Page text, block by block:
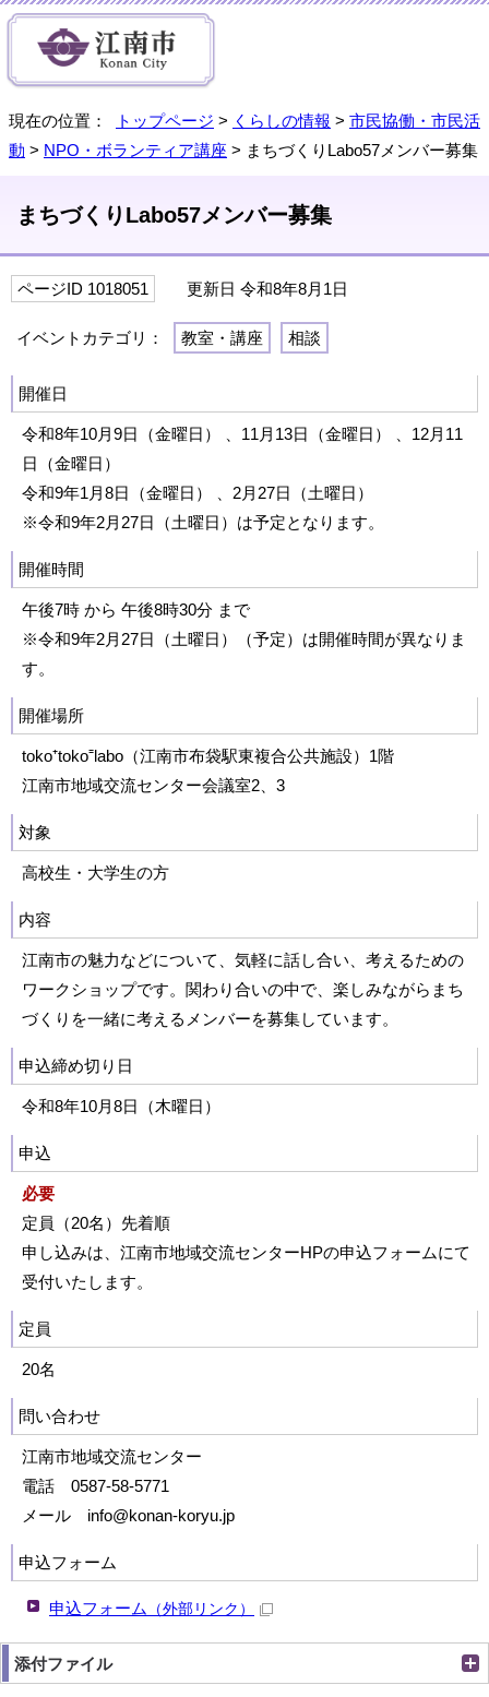
現在の位置： トップページ > くらしの情報 > 市民協働・市民活
動 > NPO・ボランティア講座 > まちづくりLabo57メンバー募集
まちづくりLabo57メンバー募集
ページID 1018051 更新日 令和8年8月1日
イベントカテゴリ： 教室・講座 相談
開催日
令和8年10月9日（金曜日） 、11月13日（金曜日） 、12月11
日（金曜日）
令和9年1月8日（金曜日） 、2月27日（土曜日）
※令和9年2月27日（土曜日）は予定となります。
開催時間
午後7時 から 午後8時30分 まで
※令和9年2月27日（土曜日）（予定）は開催時間が異なりま
す。
開催場所
toko⁺toko⁼labo（江南市布袋駅東複合公共施設）1階
江南市地域交流センター会議室2、3
対象
高校生・大学生の方
内容
江南市の魅力などについて、気軽に話し合い、考えるための
ワークショップです。関わり合いの中で、楽しみながらまち
づくりを一緒に考えるメンバーを募集しています。
申込締め切り日
令和8年10月8日（木曜日）
申込
必要
定員（20名）先着順
申し込みは、江南市地域交流センターHPの申込フォームにて
受付いたします。
定員
20名
問い合わせ
江南市地域交流センター
電話 0587-58-5771
メール info@konan-koryu.jp
申込フォーム
申込フォーム （外部リンク）
添付ファイル